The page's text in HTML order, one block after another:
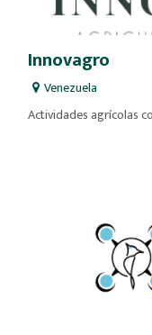
Innovagro
Venezuela
Actividades agrícolas